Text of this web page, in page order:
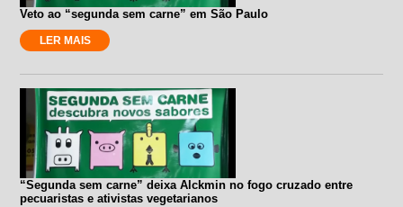
Veto ao “segunda sem carne” em São Paulo
LER MAIS
“Segunda sem carne” deixa Alckmin no fogo cruzado entre
pecuaristas e ativistas vegetarianos